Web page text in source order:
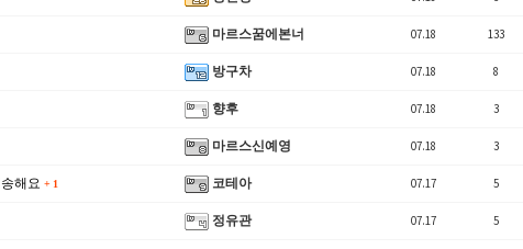
마르스꿈에본너 07.18 133
방구차 07.18 8
향후 07.18 3
마르스신예영 07.18 3
해요 + 1 코테아 07.17 5
정유관 07.17 5